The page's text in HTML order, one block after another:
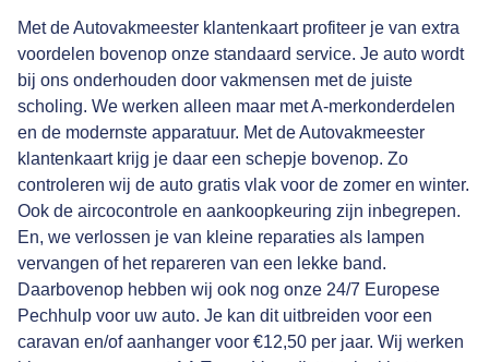
Met de Autovakmeester klantenkaart profiteer je van extra
voordelen bovenop onze standaard service. Je auto wordt
bij ons onderhouden door vakmensen met de juiste
scholing. We werken alleen maar met A-merkonderdelen
en de modernste apparatuur. Met de Autovakmeester
klantenkaart krijg je daar een schepje bovenop. Zo
controleren wij de auto gratis vlak voor de zomer en winter.
Ook de aircocontrole en aankoopkeuring zijn inbegrepen.
En, we verlossen je van kleine reparaties als lampen
vervangen of het repareren van een lekke band.
Daarbovenop hebben wij ook nog onze 24/7 Europese
Pechhulp voor uw auto. Je kan dit uitbreiden voor een
caravan en/of aanhanger voor €12,50 per jaar. Wij werken